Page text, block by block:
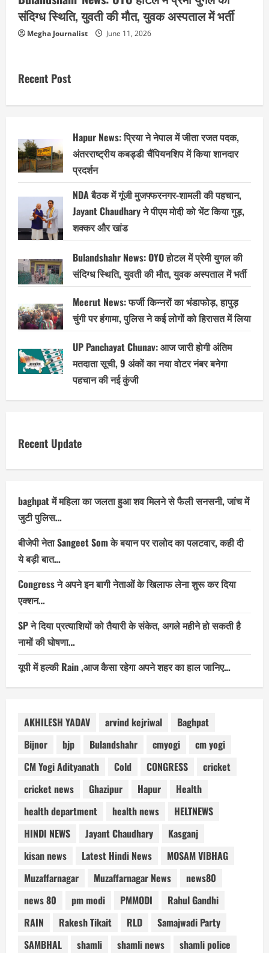
संदिग्ध स्थिति, युवती की मौत, युवक अस्पताल में भर्ती
Megha Journalist June 11, 2026
Recent Post
Hapur News: प्रिया ने नेपाल में जीता रजत पदक,
अंतरराष्ट्रीय कबड्डी चैंपियनशिप में किया शानदार
प्रदर्शन
NDA बैठक में गूंजी मुजफ्फरनगर-शामली की पहचान,
Jayant Chaudhary ने पीएम मोदी को भेंट किया गुड़,
शक्कर और खांड
Bulandshahr News: OYO होटल में प्रेमी युगल की
संदिग्ध स्थिति, युवती की मौत, युवक अस्पताल में भर्ती
Meerut News: फर्जी किन्नरों का भंडाफोड़, हापुड़
चुंगी पर हंगामा, पुलिस ने कई लोगों को हिरासत में लिया
UP Panchayat Chunav: आज जारी होगी अंतिम
मतदाता सूची, 9 अंकों का नया वोटर नंबर बनेगा
पहचान की नई कुंजी
Recent Update
baghpat में महिला का जलता हुआ शव मिलने से फैली सनसनी, जांच में
जुटी पुलिस…
बीजेपी नेता Sangeet Som के बयान पर रालोद का पलटवार, कही दी
ये बड़ी बात…
Congress ने अपने इन बागी नेताओं के खिलाफ लेना शुरू कर दिया
एक्शन…
SP ने दिया प्रत्याशियों को तैयारी के संकेत, अगले महीने हो सकती है
नामों की घोषणा…
यूपी में हल्की Rain ,आज कैसा रहेगा अपने शहर का हाल जानिए…
AKHILESH YADAV arvind kejriwal
Baghpat
Bijnor
bjp Bulandshahr cmyogi
cm yogi
CM Yogi Adityanath
Cold CONGRESS
cricket
cricket news
Ghazipur Hapur
Health
health department
health news
HELTNEWS
HINDI NEWS
Jayant Chaudhary
Kasganj
kisan news
Latest Hindi News
MOSAM VIBHAG
Muzaffarnagar
Muzaffarnagar News
news80
news 80
pm modi PMMODI
Rahul Gandhi
RAIN
Rakesh Tikait RLD
Samajwadi Party
SAMBHAL
shamli shamli news
shamli police